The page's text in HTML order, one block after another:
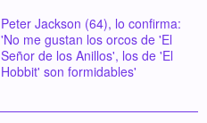
Peter Jackson (64), lo confirma:
'No me gustan los orcos de 'El
Señor de los Anillos', los de 'El
Hobbit' son formidables'